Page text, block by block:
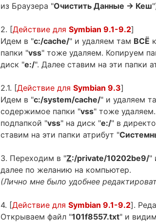
из Браузера "Очистить Данные -> Кеш
2. [Действие дляSymbian 9.1-9.2]
Идем в "c:/cache/" и удаляем там ВСЁ
папки "vss" тоже удаляем. Копируем
диск "e:/". Далее ставим на эти папки
2.1. [Действие дляSymbian 9.3]
Идем в "c:/system/cache/" и удаляем
содержимое папки "vss" тоже
подпапкой "vss" на диск "e:/" в
ставим на эти папки атрибут "
3. Переходим в "Z:/private/10202be9/"
далее по желанию на компьютер.
(Лично мне было удобнее
4. [Действие дляSymbian 9.1-9.2].
Открываем файл "101f8557.txt" и